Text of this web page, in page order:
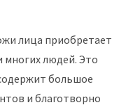
лица приобретает
многих людей. Это
большое
и благотворно